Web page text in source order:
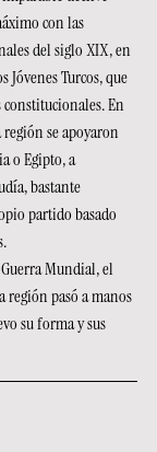
con las
del siglo XIX, en
Turcos, que
En
región se apoyaron
o Egipto, a
bastante
partido basado
Mundial, el
región pasó a manos
su forma y sus